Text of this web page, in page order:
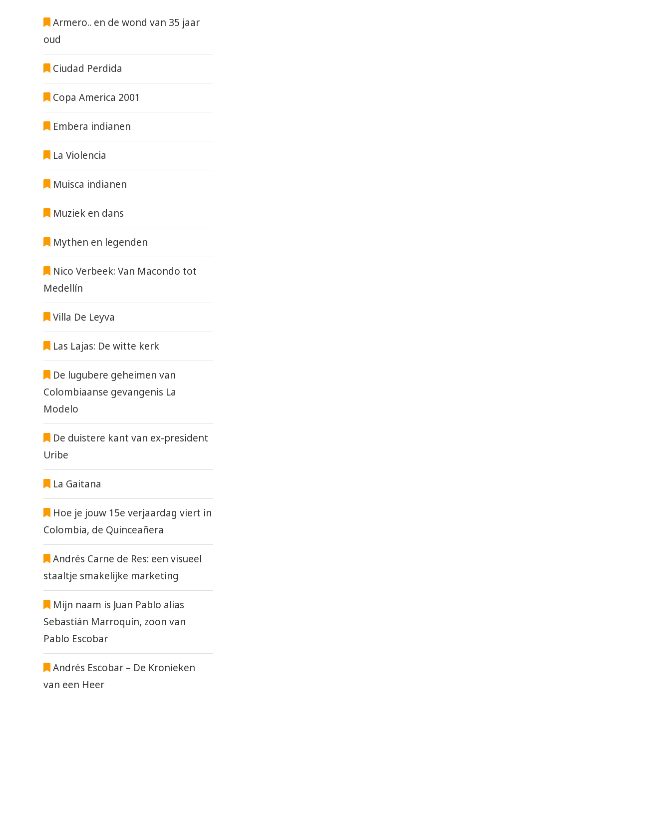
Armero.. en de wond van 35 jaar
oud
Ciudad Perdida
Copa America 2001
Embera indianen
La Violencia
Muisca indianen
Muziek en dans
Mythen en legenden
Nico Verbeek: Van Macondo tot
Medellín
Villa De Leyva
Las Lajas: De witte kerk
De lugubere geheimen van
Colombiaanse gevangenis La
Modelo
De duistere kant van ex-president
Uribe
La Gaitana
Hoe je jouw 15e verjaardag viert in
Colombia, de Quinceañera
Andrés Carne de Res: een visueel
staaltje smakelijke marketing
Mijn naam is Juan Pablo alias
Sebastián Marroquín, zoon van
Pablo Escobar
Andrés Escobar – De Kronieken
van een Heer